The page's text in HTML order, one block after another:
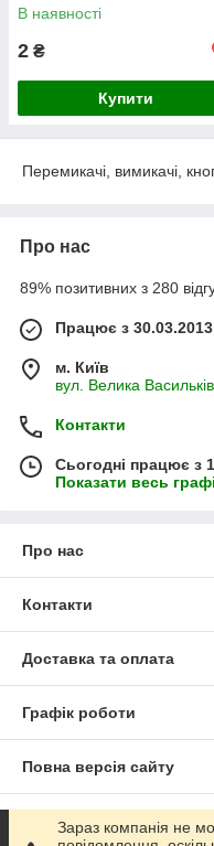
В наявності
2 ₴
Купити
Перемикачі, вимикачі,
Про нас
89% позитивних з 280
Працює з 30.03.2013
м. Київ
вул. Велика
Контакти
Сьогодні працює з
Показати весь
Про нас
Контакти
Доставка та оплата
Графік роботи
Повна версія сайту
Сайт створено на
Зараз компанія не